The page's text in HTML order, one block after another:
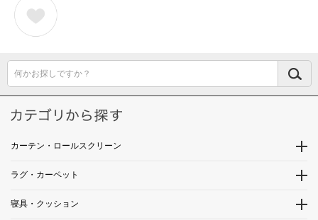
何かお探しですか？
カーテン・ロールスクリーン
ラグ・カーペット
寝具・クッション